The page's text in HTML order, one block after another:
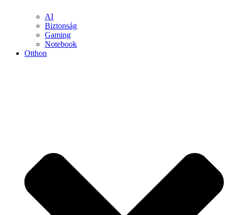
AI
Biztonság
Gaming
Notebook
Otthon